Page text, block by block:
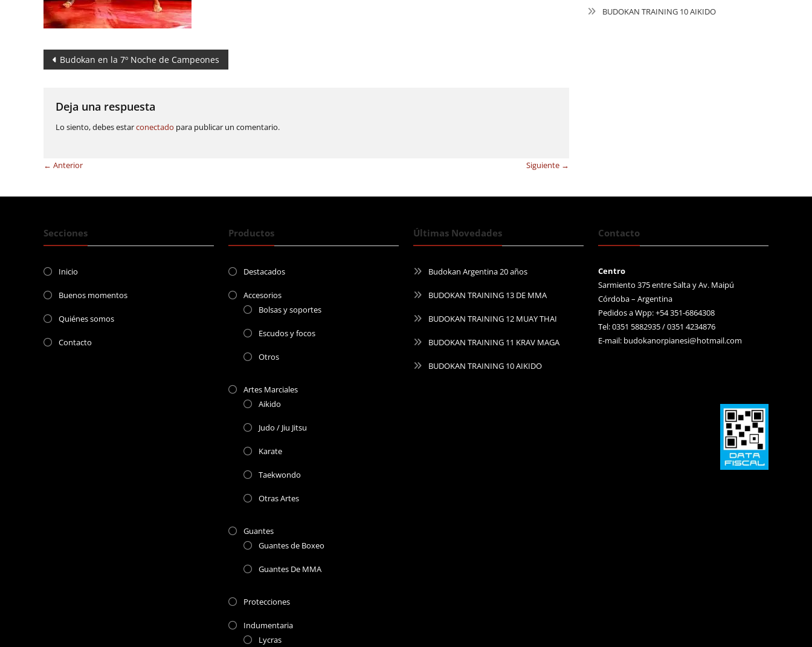
Navegación
entradas
Budokan en la 7º Noche de Campeones
Deja una respuesta
Lo siento, debes estarconectado para publicar un comentario.
← Anterior Siguiente →
BUDOKAN TRAINING 10 AIKIDO
Secciones
Inicio
Buenos momentos
Quiénes somos
Contacto
Productos
Destacados
Accesorios
Bolsas y soportes
Escudos y focos
Otros
Artes Marciales
Aikido
Judo / Jiu Jitsu
Karate
Taekwondo
Otras Artes
Guantes
Guantes de Boxeo
Guantes De MMA
Protecciones
Indumentaria
Lycras
Últimas Novedades
Budokan Argentina 20 años
BUDOKAN TRAINING 13 DE MMA
BUDOKAN TRAINING 12 MUAY THAI
BUDOKAN TRAINING 11 KRAV MAGA
BUDOKAN TRAINING 10 AIKIDO
Contacto
Centro
Sarmiento 375 entre Salta y Av. Maipú
Córdoba – Argentina
Pedidos a Wpp: +54 351-6864308
Tel: 0351 5882935 / 0351 4234876
E-mail: budokanorpianesi@hotmail.com